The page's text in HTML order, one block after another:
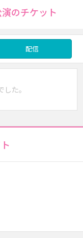
のチケット
配信
た。